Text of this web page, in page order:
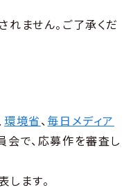
ません。ご了承くだ
環境省、毎日メディア
で、応募作を審査し
ます。